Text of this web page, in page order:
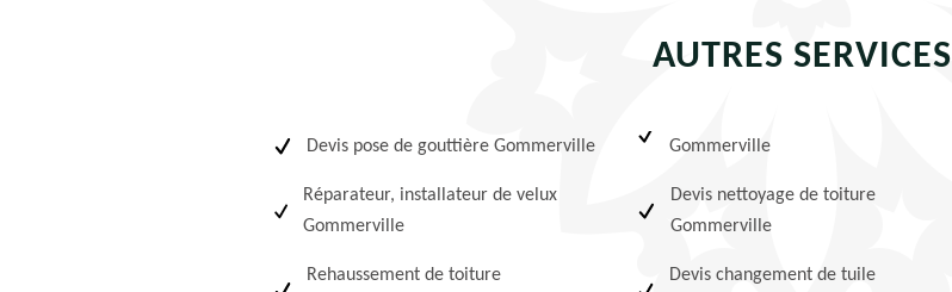
AUTRES SERVICES
Devis pose de gouttière Gommerville
Réparateur, installateur de velux
Gommerville
Rehaussement de toiture
Gommerville
Devis nettoyage de toiture
Gommerville
Devis changement de tuile